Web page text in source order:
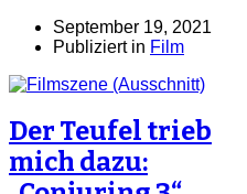
September 19, 2021
Publiziert in Film
Der Teufel trieb
mich dazu: